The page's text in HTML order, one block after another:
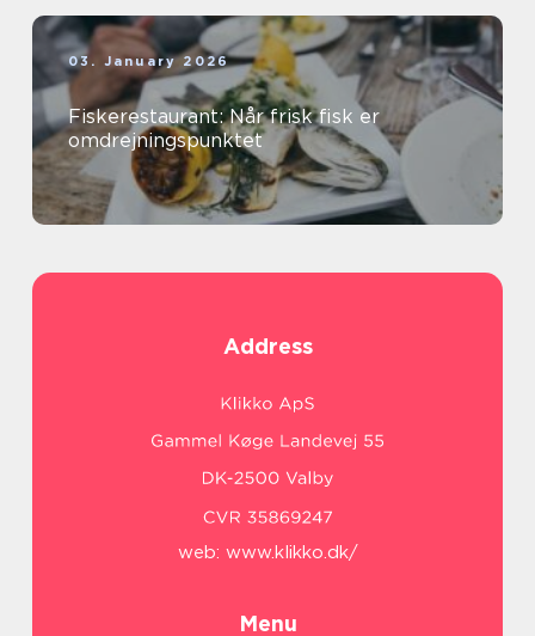
03. January 2026
Fiskerestaurant: Når frisk fisk er
omdrejningspunktet
Address
web: www.klikko.dk/
Menu